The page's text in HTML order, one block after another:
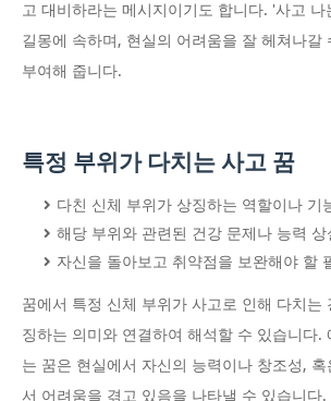
고 대비하라는 메시지이기도 합니다. '사고
길몽에 속하며, 현실의 어려움을 잘 헤쳐나갈
부여해 줍니다.
특정 부위가 다치는 사고 꿈
다친 신체 부위가 상징하는 역할이나 기
해당 부위와 관련된 건강 문제나 능력 상
자신을 돌아보고 취약점을 보완해야 할
꿈에서 특정 신체 부위가 사고로 인해 다치는
징하는 의미와 연결하여 해석할 수 있습니다.
는 꿈은 현실에서 자신의 능력이나 창조성,
서 어려움을 겪고 있음을 나타낼 수 있습니다